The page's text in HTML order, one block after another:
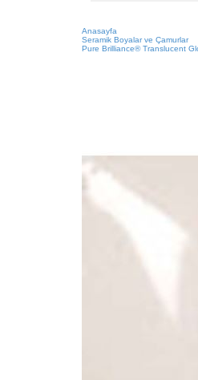
Anasayfa
Seramik Boyalar ve Çamurlar
Pure Brilliance® Translucent